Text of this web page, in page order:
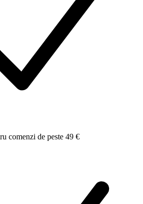
comenzi de peste 49 €